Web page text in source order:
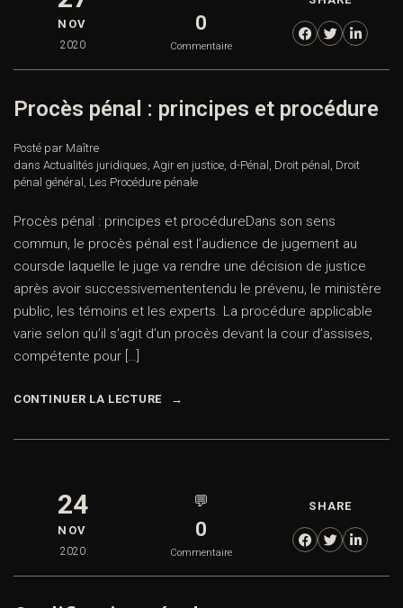
NOV
2020
0
Commentaire
Procès pénal : principes et procédure
Posté par Maître
dans Actualités juridiques, Agir en justice, d-Pénal , Droit pénal , Droit
pénal général , Les Procédure pénale
Procès pénal : principes et procédureDans son sens
commun, le procès pénal est l’audience de jugement au
coursde laquelle le juge va rendre une décision de justice
après avoir successivemententendu le prévenu, le ministère
public, les témoins et les experts. La procédure applicable
varie selon qu’il s’agit d’un procès devant la cour d’assises,
compétente pour […]
CONTINUER LA LECTURE
24
NOV
2020
💬
0
Commentaire
SHARE